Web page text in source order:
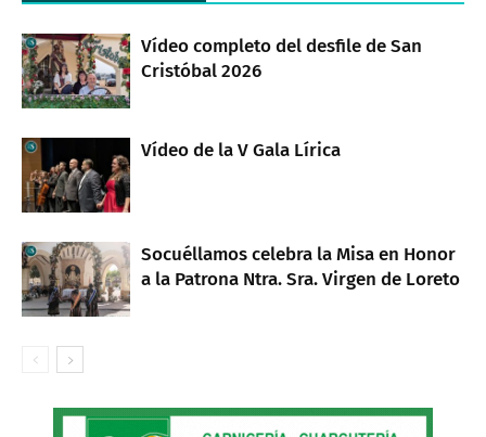
Vídeo completo del desfile de San
Cristóbal 2026
Vídeo de la V Gala Lírica
Socuéllamos celebra la Misa en Honor
a la Patrona Ntra. Sra. Virgen de Loreto